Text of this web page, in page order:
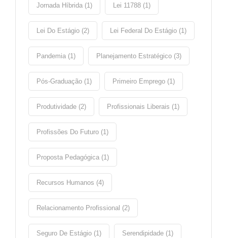
Jornada Híbrida (1) Lei 11788 (1)
Lei Do Estágio (2) Lei Federal Do Estágio (1)
Pandemia (1) Planejamento Estratégico (3)
Pós-Graduação (1) Primeiro Emprego (1)
Produtividade (2) Profissionais Liberais (1)
Profissões Do Futuro (1)
Proposta Pedagógica (1)
Recursos Humanos (4)
Relacionamento Profissional (2)
Seguro De Estágio (1) Serendipidade (1)